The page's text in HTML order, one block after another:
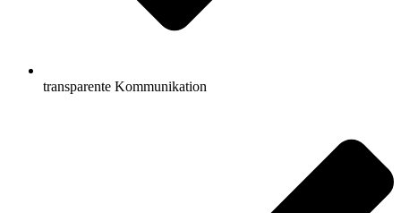
transparente Kommunikation